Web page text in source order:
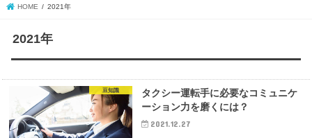
HOME 2021年
2021年
豆知識
タクシー運転手に必要なコミュニケ
ーション力を磨くには？
2021.12.27